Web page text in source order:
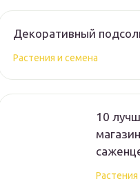
Декоративный
Растения и семена
10